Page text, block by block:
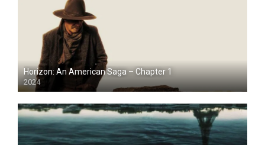
Horizon: An American Saga – Chapter 1
2024